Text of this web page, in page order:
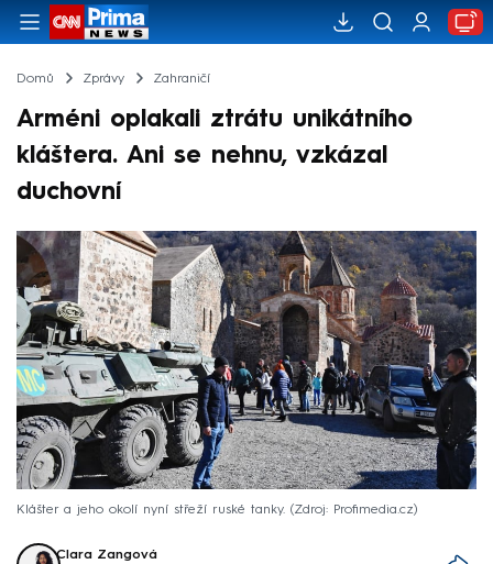
Domů Zprávy Zahraničí
Arméni oplakali ztrátu unikátního
kláštera. Ani se nehnu, vzkázal
duchovní
Klášter a jeho okolí nyní střeží ruské tanky. Zdroj: Profimedia.cz
Clara Zangová